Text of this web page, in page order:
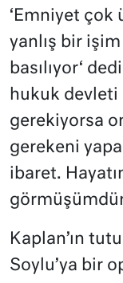
‘Emniyet çok
yanlış bir
basılıyor‘
hukuk devleti
gerekiyorsa
gerekeni
ibaret.
Kaplan’ın
Soylu’ya bir